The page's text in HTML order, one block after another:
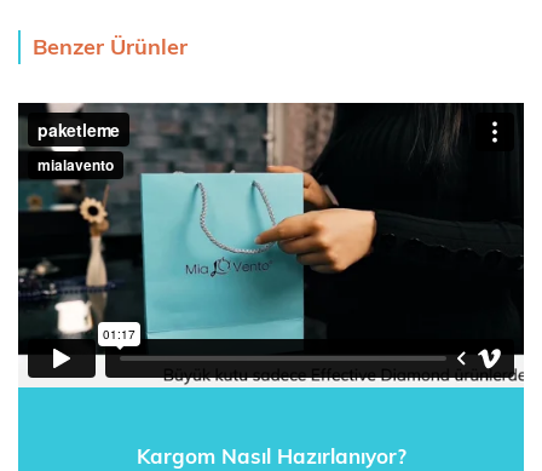
Benzer Ürünler
Kargom Nasıl Hazırlanıyor?